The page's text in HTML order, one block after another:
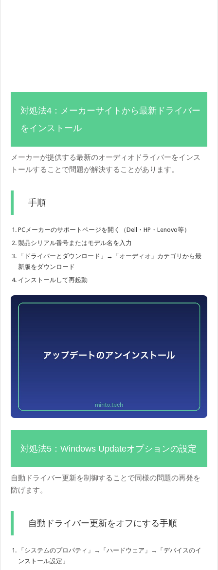
対処法4：メーカーサイトから最新ドライバー
をインストール
メーカーが提供する最新のオーディオドライバーをインス
トールすることで問題が解決することがあります。
手順
PCメーカーのサポートページを開く（Dell・HP・Lenovo等）
製品シリアル番号またはモデル名を入力
「ドライバーとダウンロード」→「オーディオ」カテゴリから最
新版をダウンロード
インストールして再起動
対処法5：Windows Updateオプションの設定
自動ドライバー更新を制御することで同様の問題の再発を
防げます。
自動ドライバー更新をオフにする手順
「システムのプロパティ」→「ハードウェア」→「デバイスのイ
ンストール設定」